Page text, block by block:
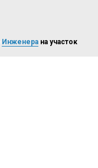
Инженера на участок